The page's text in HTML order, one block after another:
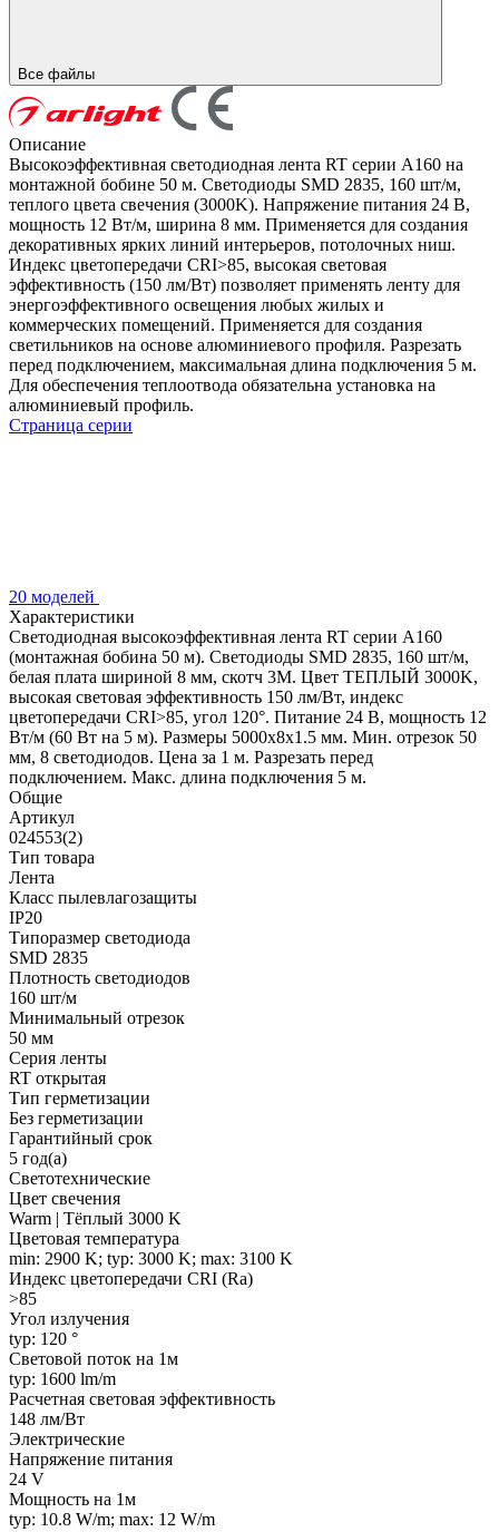
Все файлы
Описание
Высокоэффективная светодиодная лента RT серии A160 на
монтажной бобине 50 м. Светодиоды SMD 2835, 160 шт/м,
теплого цвета свечения (3000K). Напряжение питания 24 В,
мощность 12 Вт/м, ширина 8 мм. Применяется для создания
декоративных ярких линий интерьеров, потолочных ниш.
Индекс цветопередачи CRI>85, высокая световая
эффективность (150 лм/Вт) позволяет применять ленту для
энергоэффективного освещения любых жилых и
коммерческих помещений. Применяется для создания
светильников на основе алюминиевого профиля. Разрезать
перед подключением, максимальная длина подключения 5 м.
Для обеспечения теплоотвода обязательна установка на
алюминиевый профиль.
Страница серии
20 моделей
Характеристики
Светодиодная высокоэффективная лента RT серии A160
(монтажная бобина 50 м). Светодиоды SMD 2835, 160 шт/м,
белая плата шириной 8 мм, скотч 3M. Цвет ТЕПЛЫЙ 3000K,
высокая световая эффективность 150 лм/Вт, индекс
цветопередачи CRI>85, угол 120°. Питание 24 В, мощность 12
Вт/м (60 Вт на 5 м). Размеры 5000x8x1.5 мм. Мин. отрезок 50
мм, 8 светодиодов. Цена за 1 м. Разрезать перед
подключением. Макс. длина подключения 5 м.
Общие
Артикул
024553(2)
Тип товара
Лента
Класс пылевлагозащиты
IP20
Типоразмер светодиода
SMD 2835
Плотность светодиодов
160 шт/м
Минимальный отрезок
50 мм
Серия ленты
RT открытая
Тип герметизации
Без герметизации
Гарантийный срок
5 год(а)
Светотехнические
Цвет свечения
Warm | Тёплый 3000 K
Цветовая температура
min: 2900 K; typ: 3000 K; max: 3100 K
Индекс цветопередачи CRI (Ra)
>85
Угол излучения
typ: 120 °
Световой поток на 1м
typ: 1600 lm/m
Расчетная световая эффективность
148 лм/Вт
Электрические
Напряжение питания
24 V
Мощность на 1м
typ: 10.8 W/m; max: 12 W/m